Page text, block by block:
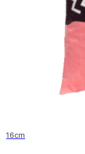
16cm